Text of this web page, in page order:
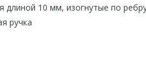
длиной 10 мм, изогнутые по
ручка